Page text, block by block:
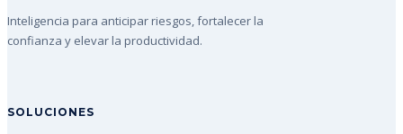
Inteligencia para anticipar riesgos, fortalecer la
confianza y elevar la productividad.
SOLUCIONES